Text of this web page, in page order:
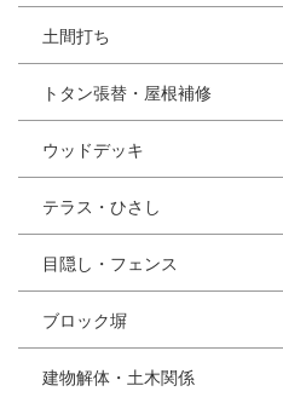
土間打ち
トタン張替・屋根補修
ウッドデッキ
テラス・ひさし
目隠し・フェンス
ブロック塀
建物解体・土木関係